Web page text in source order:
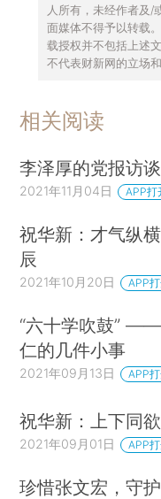
人所有，未经作者及/
面媒体不得予以转载
载授权并不包括上述
不代表财新网的立场和
相关阅读
李泽厚的党报访
2021年11月04日 APP打
祝华新：才气纵
辰
2021年10月20日 APP
“六十学吹鼓”
仁的几件小事
2021年09月13日 APP
祝华新：上下同
2021年09月01日 APP
珍惜张文宏，守